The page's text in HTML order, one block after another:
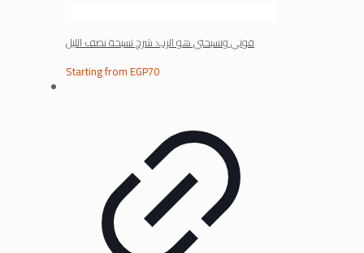
قوتي وتسبحتي هو الرب: شرح تسبحة نصف الليل
Starting fromEGP70